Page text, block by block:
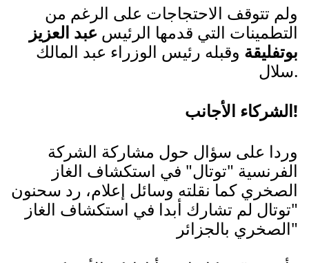
ولم تتوقف الاحتجاجات على الرغم من
التطمينات التي قدمها الرئيس عبد العزيز
بوتفليقة وقبله رئيس الوزراء عبد المالك
سلال.
الشركاء الأجانب!
وردا على سؤال حول مشاركة الشركة
الفرنسية "توتال" في استكشاف الغاز
الصخري كما نقلته وسائل إعلام، رد سحنون
"توتال لم تشارك أبدا في استكشاف الغاز
الصخري بالجزائر"